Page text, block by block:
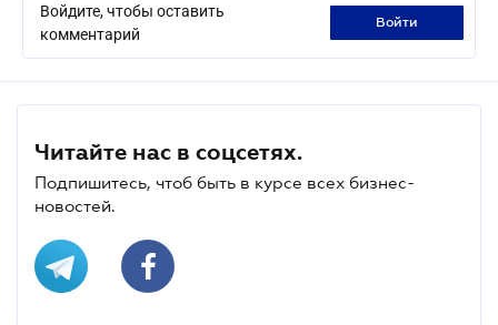
Войдите, чтобы оставить
комментарий
войти
Читайте нас в соцсетях.
Подпишитесь, чтоб быть в курсе всех бизнес-
новостей.